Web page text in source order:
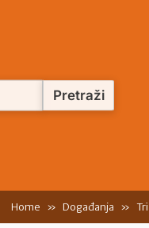
Home Događanja